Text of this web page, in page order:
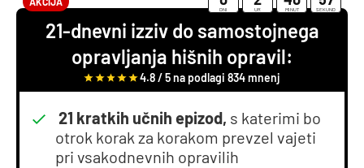
DNI UR MINUT SEKUND
21-dnevni izziv do samostojnega
opravljanja hišnih opravil:
4.8 / 5 na podlagi 834 mnenj
21 kratkih učnih epizod, s katerimi bo
otrok korak za korakom prevzel vajeti
pri vsakodnevnih opravilih